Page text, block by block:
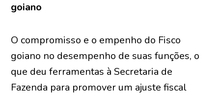
goiano
O compromisso e o empenho do Fisco
goiano no desempenho de suas funções, o
que deu ferramentas à Secretaria de
Fazenda para promover um ajuste fiscal